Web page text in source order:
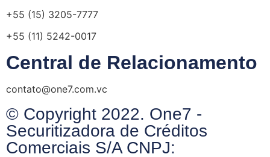
+55 (15) 3205-7777
+55 (11) 5242-0017
Central de Relacionamento
contato@one7.com.vc
© Copyright 2022. One7 -
Securitizadora de Créditos
Comerciais S/A CNPJ: